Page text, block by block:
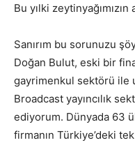
Bu yılki
Sanırım bu sorunuzu
Doğan Bulut, eski bir
gayrimenkul sektörü ile
Broadcast yayıncılık
ediyorum. Dünyada 63
firmanın Türkiye’deki